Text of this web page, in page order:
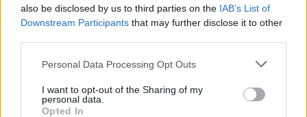
also be disclosed by us to third parties on the IAB’s List of
Downstream Participants that may further disclose it to other
Personal Data Processing Opt Outs
I want to opt-out of the Sharing of my
personal data.
Opted In